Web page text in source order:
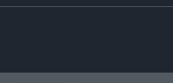
VIDEO